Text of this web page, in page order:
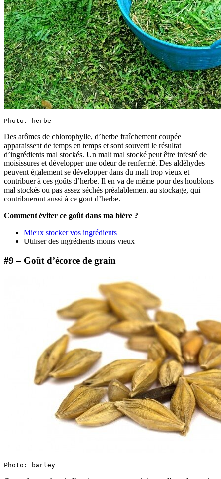
Photo: herbe
Des arômes de chlorophylle, d’herbe fraîchement coupée
apparaissent de temps en temps et sont souvent le résultat
d’ingrédients mal stockés. Un malt mal stocké peut être infesté de
moisissures et développer une odeur de renfermé. Des aldéhydes
peuvent également se développer dans du malt trop vieux et
contribuer à ces goûts d’herbe. Il en va de même pour des houblons
mal stockés ou pas assez séchés préalablement au stockage, qui
contribueront aussi à ce gout d’herbe.
Comment éviter ce goût dans ma bière ?
Mieux stocker vos ingrédients
Utiliser des ingrédients moins vieux
#9 – Goût d’écorce de grain
Photo: barley